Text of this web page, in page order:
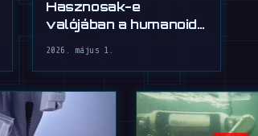
Hasznosak-e
valójában a humanoid
2026. május 1.